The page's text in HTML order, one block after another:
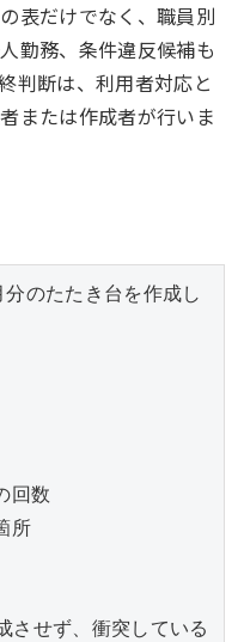
表だけでなく、職員別
勤務、条件違反候補も
判断は、利用者対応と
または作成者が行いま
のたたき台を作成し
回数
所
させず、衝突している